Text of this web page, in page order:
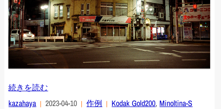
続きを読む
kazahaya
2023-04-10 作例 Kodak Gold200, Minoltina-S